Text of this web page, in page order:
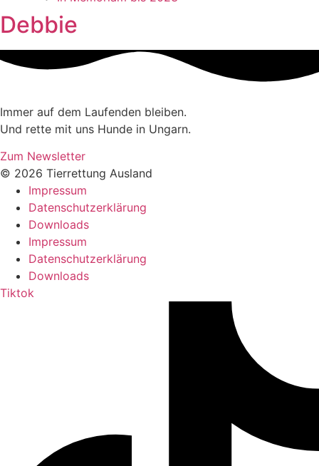
Debbie
Immer auf dem Laufenden bleiben.
Und rette mit uns Hunde in Ungarn.
Zum Newsletter
© 2026 Tierrettung Ausland
Impressum
Datenschutzerklärung
Downloads
Impressum
Datenschutzerklärung
Downloads
Tiktok